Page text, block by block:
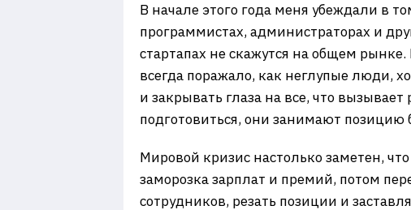
В начале этого года меня убеждали в
программистах, администраторах и
стартапах не скажутся на общем рынке.
всегда поражало, как неглупые люди,
и закрывать глаза на все, что
подготовиться, они занимают позицию
Мировой кризис настолько заметен,
заморозка зарплат и премий, потом
сотрудников, резать позиции и